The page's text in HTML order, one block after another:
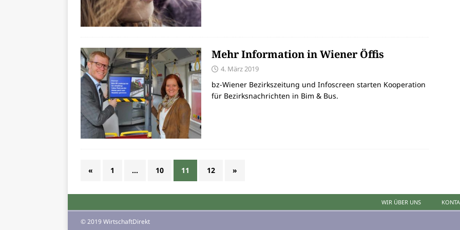
Mehr Information in Wiener Öffis
4. März 2019
bz-Wiener Bezirkszeitung und Infoscreen starten Kooperation
für Bezirksnachrichten in Bim & Bus.
« 1 … 10 11 12 »
WIR ÜBER UNS
© 2019 WirtschaftDirekt